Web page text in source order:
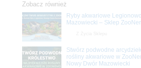
Zobacz również
Ryby akwariowe
Mazowiecki – Sklep
Stwórz podwodne
rośliny akwariowe w
Nowy Dwór Mazowiecki